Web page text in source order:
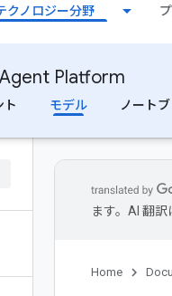
クノロジー分野
Platform
ト モデル ノート
ます。AI 翻訳
Home